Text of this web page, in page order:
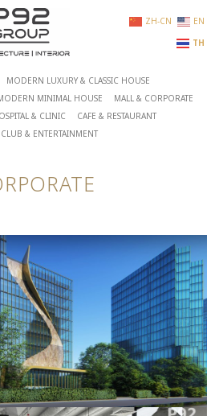
ZH-CN
EN
TH
MODERN LUXURY & CLASSIC HOUSE
MINIMAL HOUSE
MALL & CORPORATE
& CLINIC
CAFE & RESTAURANT
& ENTERTAINMENT